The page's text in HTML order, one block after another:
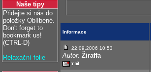
Naše tipy
Přidejte si nás do
položky Oblíbené.
Don't forget to
bookmark us!
(CTRL-D)
Relaxační folie
Informace
22.09.2006 10:53
Autor: Žiraffa